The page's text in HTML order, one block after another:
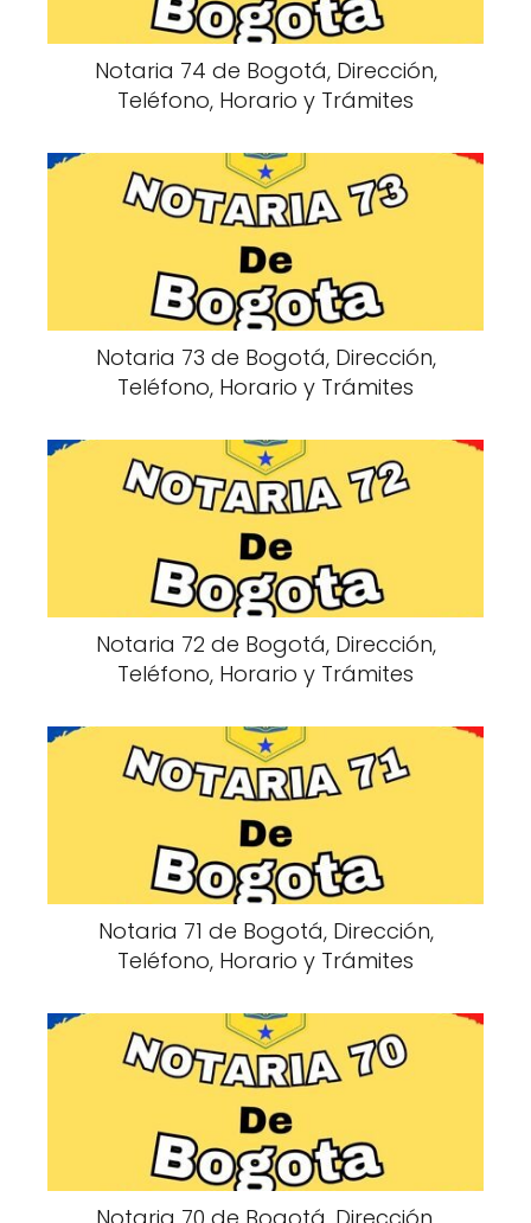
Notaria 74 de Bogotá, Dirección,
Teléfono, Horario y Trámites
Notaria 73 de Bogotá, Dirección,
Teléfono, Horario y Trámites
Notaria 72 de Bogotá, Dirección,
Teléfono, Horario y Trámites
Notaria 71 de Bogotá, Dirección,
Teléfono, Horario y Trámites